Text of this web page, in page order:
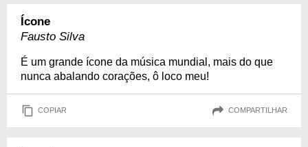
Ícone
Fausto Silva
É um grande ícone da música mundial, mais do que
nunca abalando corações, ô loco meu!
COPIAR COMPARTILHAR